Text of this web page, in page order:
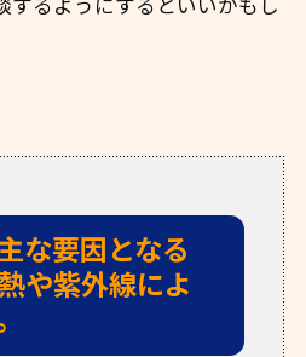
な要因となる
や紫外線によ